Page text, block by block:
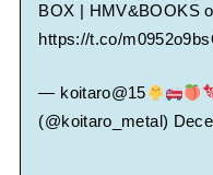
BOX | HMV&BOOKS
https://t.co/
— koitaro@15
(@koitaro_metal)